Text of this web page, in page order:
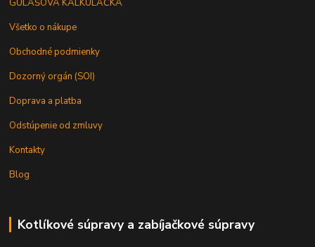
GULÁŠOVÁ KALKULAČKA
Všetko o nákupe
Obchodné podmienky
Dozorný orgán (SOI)
Doprava a platba
Odstúpenie od zmluvy
Kontakty
Blog
Kotlíkové súpravy a zabíjačkové súpravy